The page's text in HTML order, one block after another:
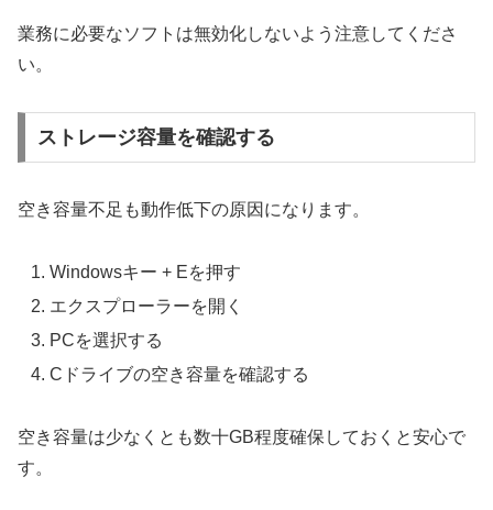
業務に必要なソフトは無効化しないよう注意してくださ
い。
ストレージ容量を確認する
空き容量不足も動作低下の原因になります。
Windowsキー + Eを押す
エクスプローラーを開く
PCを選択する
Cドライブの空き容量を確認する
空き容量は少なくとも数十GB程度確保しておくと安心で
す。